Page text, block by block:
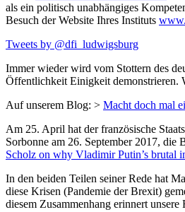
als ein politisch unabhängiges
Besuch der Website Ihres Instituts
Tweets by @dfi_ludwigsburg
Immer wieder wird vom Stottern des
Öffentlichkeit Einigkeit demonstrieren.
Auf unserem Blog: > Macht doch mal
Am 25. April hat der französische
Sorbonne am 26. September 2017,
Scholz on why Vladimir Putin’s brutal
In den beiden Teilen seiner Rede hat
diese Krisen (Pandemie der Brexit)
diesem Zusammenhang erinnert